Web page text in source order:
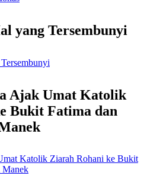
yang Tersembunyi
Ajak Umat Katolik
Bukit Fatima dan